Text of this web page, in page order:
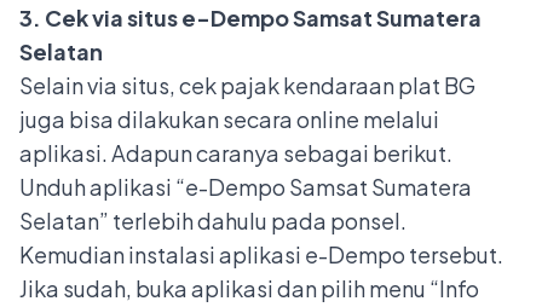
3. Cek via situs e-Dempo Samsat Sumatera
Selatan
Selain via situs, cek pajak kendaraan plat BG
juga bisa dilakukan secara online melalui
aplikasi. Adapun caranya sebagai berikut.
Unduh aplikasi “e-Dempo Samsat Sumatera
Selatan” terlebih dahulu pada ponsel.
Kemudian instalasi aplikasi e-Dempo tersebut.
Jika sudah, buka aplikasi dan pilih menu “Info